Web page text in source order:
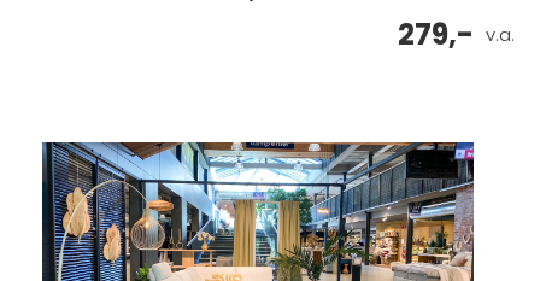
v.a.
279,-